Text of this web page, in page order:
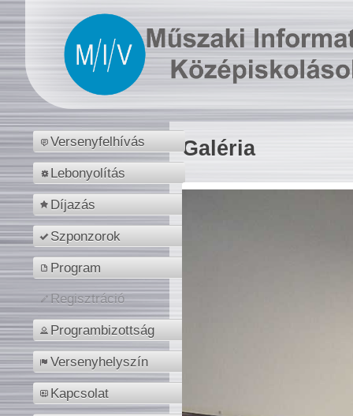
Versenyfelhívás
Lebonyolítás
Díjazás
Szponzorok
Program
Regisztráció
Programbizottság
Versenyhelyszín
Kapcsolat
Galéria